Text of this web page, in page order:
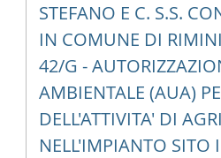
STEFANO E C. S.S.
IN COMUNE DI
42/G -
AMBIENTALE (AUA)
DELL'ATTIVITA' DI
NELL'IMPIANTO SITO